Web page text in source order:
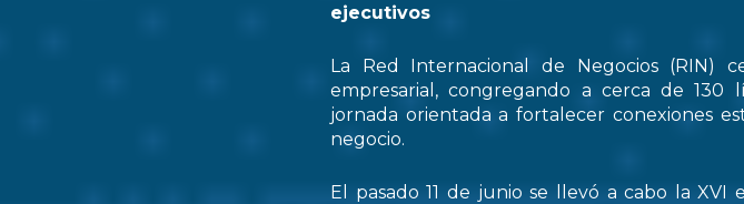
ejecutivos
La Red Internacional de Negocios (RIN)
empresarial, congregando a cerca de 130
jornada orientada a fortalecer conexiones
negocio.
El pasado 11 de junio se llevó a cabo la